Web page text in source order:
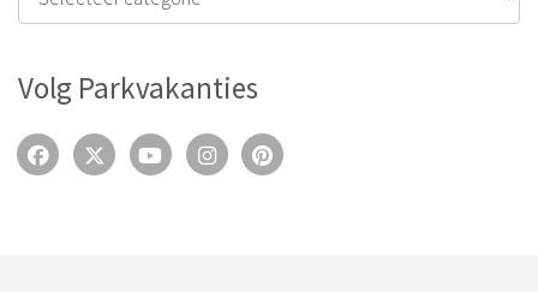
Volg Parkvakanties